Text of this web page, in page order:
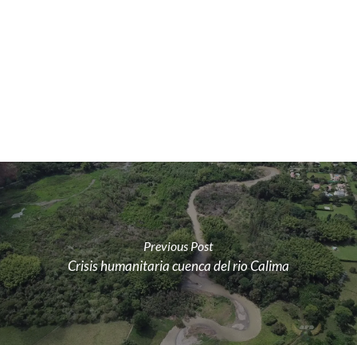
Previous Post
Crisis humanitaria cuenca del rio Calima